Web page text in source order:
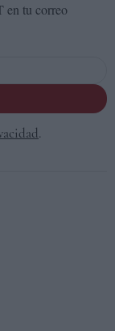
en tu correo
.